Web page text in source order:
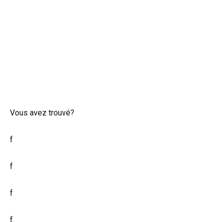
Vous avez trouvé?
f
f
f
f